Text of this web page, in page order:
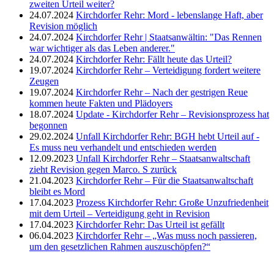
zweiten Urteil weiter?
24.07.2024 Kirchdorfer Rehr: Mord - lebenslange Haft, aber
Revision möglich
24.07.2024 Kirchdorfer Rehr | Staatsanwältin: "Das Rennen
war wichtiger als das Leben anderer."
24.07.2024 Kirchdorfer Rehr: Fällt heute das Urteil?
19.07.2024 Kirchdorfer Rehr – Verteidigung fordert weitere
Zeugen
19.07.2024 Kirchdorfer Rehr – Nach der gestrigen Reue
kommen heute Fakten und Plädoyers
18.07.2024 Update - Kirchdorfer Rehr – Revisionsprozess hat
begonnen
29.02.2024 Unfall Kirchdorfer Rehr: BGH hebt Urteil auf -
Es muss neu verhandelt und entschieden werden
12.09.2023 Unfall Kirchdorfer Rehr – Staatsanwaltschaft
zieht Revision gegen Marco. S zurück
21.04.2023 Kirchdorfer Rehr – Für die Staatsanwaltschaft
bleibt es Mord
17.04.2023 Prozess Kirchdorfer Rehr: Große Unzufriedenheit
mit dem Urteil – Verteidigung geht in Revision
17.04.2023 Kirchdorfer Rehr: Das Urteil ist gefällt
06.04.2023 Kirchdorfer Rehr – „Was muss noch passieren,
um den gesetzlichen Rahmen auszuschöpfen?“